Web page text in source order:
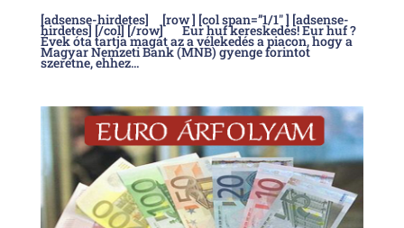
[adsense-hirdetes] [row ] [col span=”1/1″ ] [adsense-
hirdetes] [/col] [/row] Eur huf kereskedés! Eur huf ?
Évek óta tartja magát az a vélekedés a piacon, hogy a
Magyar Nemzeti Bank (MNB) gyenge forintot
szeretne, ehhez...